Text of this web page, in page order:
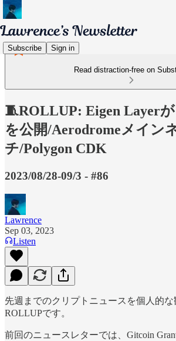
Subscribe Sign in
Read distraction-free on
🧵ROLLUP: Eigen Layer
を公開/Aerodromeメイン
チ/Polygon CDK
2023/08/28-09/3 - #86
Lawrence
Sep 03, 2023
Listen
先週までのクリプトニュースを個人的
ROLLUPです。
前回のニュースレターでは、Gitcoin